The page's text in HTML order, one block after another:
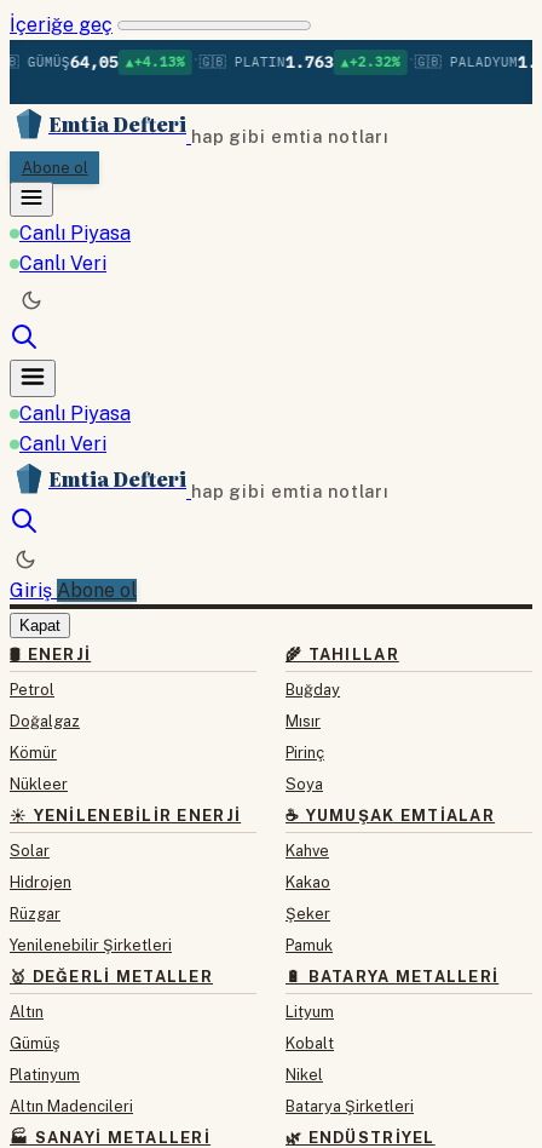
İçeriğe geç
64,05 ▲+4.13% •🇬🇧 PLATIN1.763 ▲+2.32% •🇬🇧 PALADYUM
Emtia Defteri hap gibi emtia notları
Abone ol
Canlı Piyasa
Canlı Veri
Canlı Piyasa
Canlı Veri
Emtia Defteri hap gibi emtia notları
Giriş Abone ol
Kapat
🛢 ENERJI
Petrol
Doğalgaz
Kömür
Nükleer
☀️ YENILENEBILIR ENERJI
Solar
Hidrojen
Rüzgar
Yenilenebilir Şirketleri
🥇 DEĞERLI METALLER
Altın
Gümüş
Platinyum
Altın Madencileri
🏭 SANAYI METALLERI
🌾 TAHILLAR
Buğday
Mısır
Pirinç
Soya
☕ YUMUŞAK EMTIALAR
Kahve
Kakao
Şeker
Pamuk
🔋 BATARYA METALLERI
Lityum
Kobalt
Nikel
Batarya Şirketleri
🌿 ENDÜSTRIYEL